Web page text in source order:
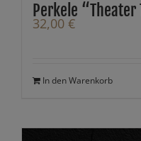
Perkele
32,00 €
In den Warenkorb